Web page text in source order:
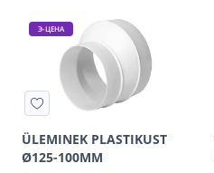
Э-ЦЕНА
ÜLEMINEK PLASTIKUST
Ø125-100MM